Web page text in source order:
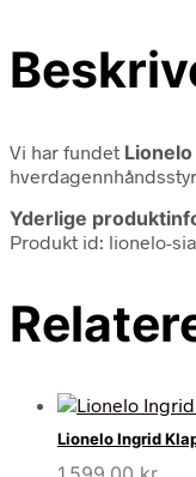
Vi har fundet Lionelo
Yderlige
Produkt id: lionelo-
Lionelo Ingrid